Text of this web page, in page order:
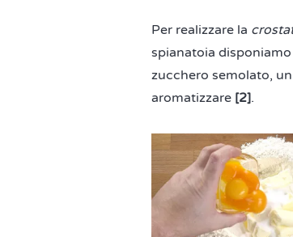
Per realizzare la
spianatoia
zucchero semolato,
aromatizzare [2].